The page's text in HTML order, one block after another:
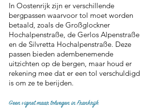
In Oostenrijk zijn er verschillende
bergpassen waarvoor tol moet worden
betaald, zoals de Großglockner
Hochalpenstraße, de Gerlos Alpenstraße
en de Silvretta Hochalpenstraße. Deze
passen bieden adembenemende
uitzichten op de bergen, maar houd er
rekening mee dat er een tol verschuldigd
is om ze te berijden.
Geen vignet maar tolwegen in Frankrijk